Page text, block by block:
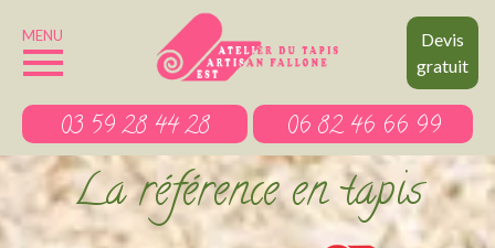
Devis
gratuit
MENU
03 59 28 44 28 06 82 46 66 99
La référence en tapis